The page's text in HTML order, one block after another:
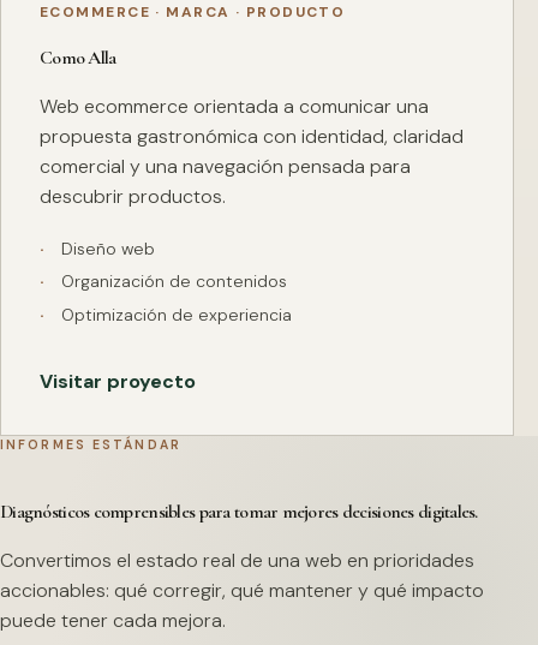
ECOMMERCE · MARCA · PRODUCTO
Como Alla
Web ecommerce orientada a comunicar una
propuesta gastronómica con identidad, claridad
comercial y una navegación pensada para
descubrir productos.
Diseño web
Organización de contenidos
Optimización de experiencia
Visitar proyecto
INFORMES ESTÁNDAR
Diagnósticos comprensibles para tomar mejores decisiones digitales.
Convertimos el estado real de una web en prioridades
accionables: qué corregir, qué mantener y qué impacto
puede tener cada mejora.